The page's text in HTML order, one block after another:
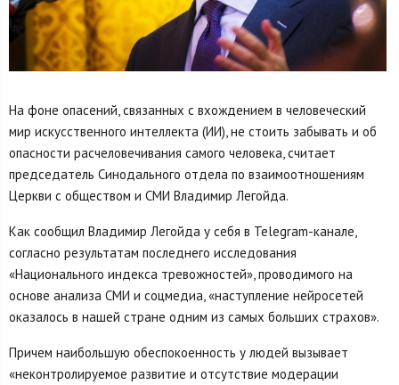
На фоне опасений, связанных с вхождением в человеческий
мир искусственного интеллекта (ИИ), не стоить забывать и об
опасности расчеловечивания самого человека, считает
председатель Синодального отдела по взаимоотношениям
Церкви с обществом и СМИ Владимир Легойда.
Как сообщил Владимир Легойда у себя в Telegram-канале,
согласно результатам последнего исследования
«Национального индекса тревожностей», проводимого на
основе анализа СМИ и соцмедиа, «наступление нейросетей
оказалось в нашей стране одним из самых больших страхов».
Причем наибольшую обеспокоенность у людей вызывает
«неконтролируемое развитие и отсутствие модерации